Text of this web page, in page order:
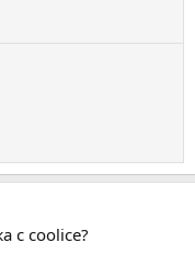
с coolice?